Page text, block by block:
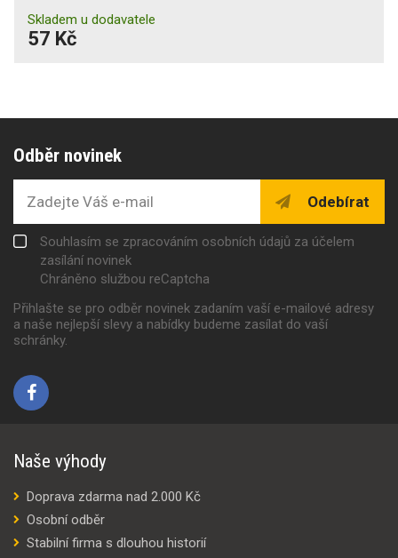
Skladem u dodavatele
57 Kč
Odběr novinek
Odebírat
Souhlasím se zpracováním osobních údajů za účelem
zasílání novinek
Chráněno službou reCaptcha
Přihlašte se pro odběr novinek zadaním vaší e-mailové adresy
a naše nejlepší slevy a nabídky budeme zasílat do vaší
schránky.
Naše výhody
Doprava zdarma nad 2.000 Kč
Osobní odběr
Stabilní firma s dlouhou historií